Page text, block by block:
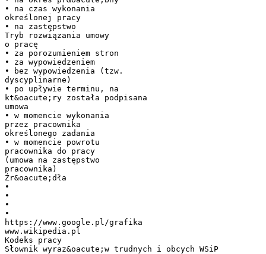
• na czas wykonania
określonej pracy
• na zastępstwo
Tryb rozwiązania umowy
o pracę
• za porozumieniem stron
• za wypowiedzeniem
• bez wypowiedzenia (tzw.
dyscyplinarne)
• po upływie terminu, na
kt&oacute;ry została podpisana
umowa
• w momencie wykonania
przez pracownika
określonego zadania
• w momencie powrotu
pracownika do pracy
(umowa na zastępstwo
pracownika)
Źr&oacute;dła
•
•
•
•
https://www.google.pl/grafika
www.wikipedia.pl
Kodeks pracy
Słownik wyraz&oacute;w trudnych i obcych WSiP